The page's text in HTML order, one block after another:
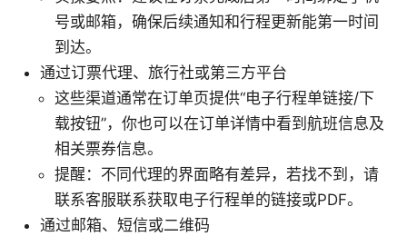
号或邮箱，确保后续通知和行程更新能第一时间
到达。
通过订票代理、旅行社或第三方平台
这些渠道通常在订单页提供“电子行程单链接/下
载按钮”，你也可以在订单详情中看到航班信息及
相关票券信息。
提醒：不同代理的界面略有差异，若找不到，请
联系客服联系获取电子行程单的链接或PDF。
通过邮箱、短信或二维码